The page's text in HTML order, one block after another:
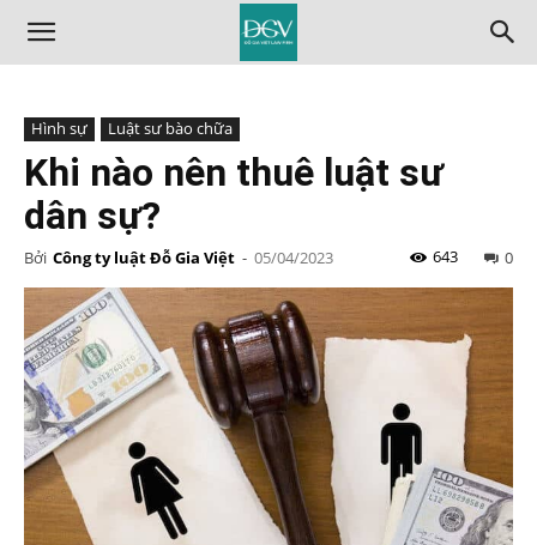
Hình sự Luật sư bào chữa
Khi nào nên thuê luật sư
dân sự?
Bởi Công ty luật Đỗ Gia Việt - 05/04/2023 0
643